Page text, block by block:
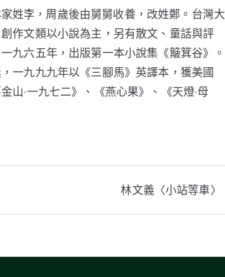
姓李，周歲後由舅舅收養，改姓鄭。台灣大
作文類以小說為主，另有散文、童話與評
九六五年，出版第一本小說集《簸箕谷》。
一九九九年以《三腳馬》英譯本，獲美國
山‧一九七二》、《燕心果》、《天燈‧母
林文義〈小站等車〉